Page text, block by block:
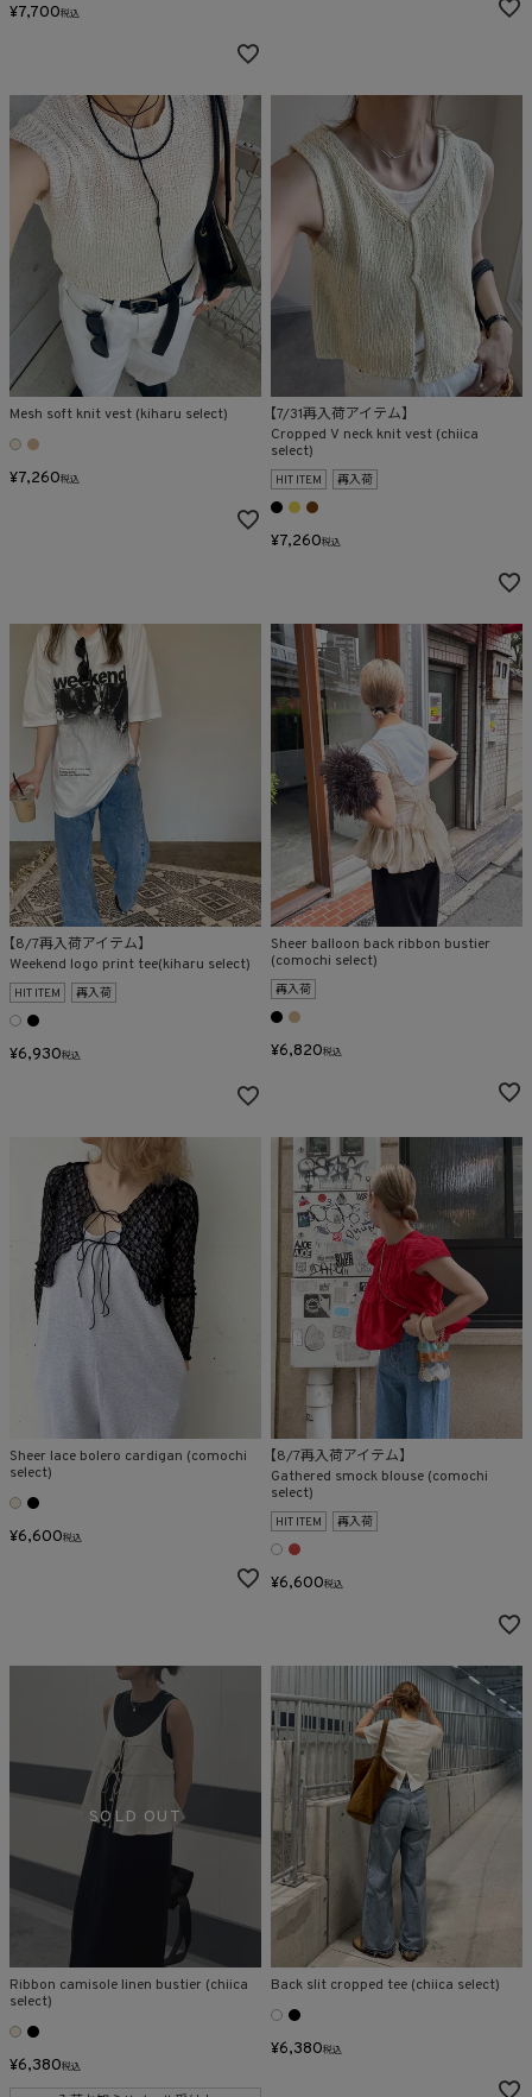
¥7,700税込
Mesh soft knit vest (kiharu select)
¥7,260税込
【7/31再入荷アイテム】
Cropped V neck knit vest (chiica
select)
HIT ITEM 再入荷
¥7,260税込
【8/7再入荷アイテム】
Weekend logo print tee(kiharu select)
HIT ITEM 再入荷
¥6,930税込
Sheer balloon back ribbon bustier
(comochi select)
再入荷
¥6,820税込
Sheer lace bolero cardigan (comochi
select)
¥6,600税込
【8/7再入荷アイテム】
Gathered smock blouse (comochi
select)
HIT ITEM 再入荷
¥6,600税込
Ribbon camisole linen bustier (chiica
select)
¥6,380税込
Back slit cropped tee (chiica select)
¥6,380税込